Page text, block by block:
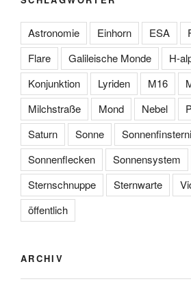
Astronomie Einhorn ESA
Flare
Galileische Monde H-
Konjunktion
Lyriden M16
Milchstraße
Mond Nebel
Saturn
Sonne
Sonnenflecken
Sonnensystem
Sternschnuppe
Sternwarte
öffentlich
ARCHIV